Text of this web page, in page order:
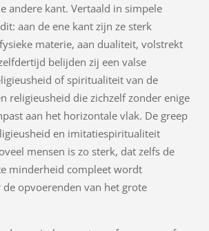
andere kant. Vertaald in simpele
aan de ene kant zijn ze sterk
materie, aan dualiteit, volstrekt
belijden zij een valse
of spiritualiteit van de
religieusheid die zichzelf zonder enige
aan het horizontale vlak. De greep
en imitatiespiritualiteit
mensen is zo sterk, dat zelfs de
minderheid compleet wordt
opvoerenden van het grote